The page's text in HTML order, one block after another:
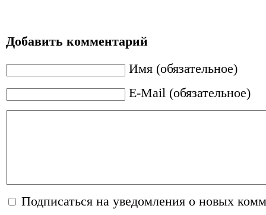
Добавить комментарий
Имя (обязательное)
E-Mail (обязательное)
Подписаться на уведомления о новых